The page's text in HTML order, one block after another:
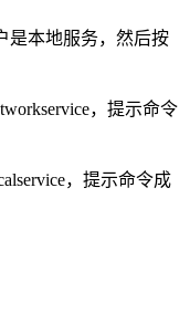
是本地服务，然后按
，提示命令
，提示命令成